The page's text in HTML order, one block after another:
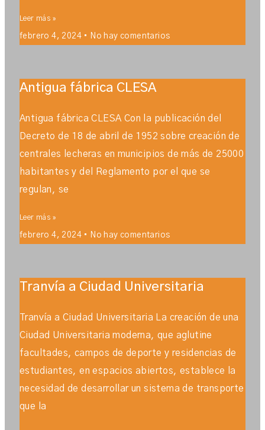
Leer más »
febrero 4, 2024 No hay comentarios
Antigua fábrica CLESA
Antigua fábrica CLESA Con la publicación del
Decreto de 18 de abril de 1952 sobre creación de
centrales lecheras en municipios de más de 25000
habitantes y del Reglamento por el que se
regulan, se
Leer más »
febrero 4, 2024 No hay comentarios
Tranvía a Ciudad Universitaria
Tranvía a Ciudad Universitaria La creación de una
Ciudad Universitaria moderna, que aglutine
facultades, campos de deporte y residencias de
estudiantes, en espacios abiertos, establece la
necesidad de desarrollar un sistema de transporte
que la